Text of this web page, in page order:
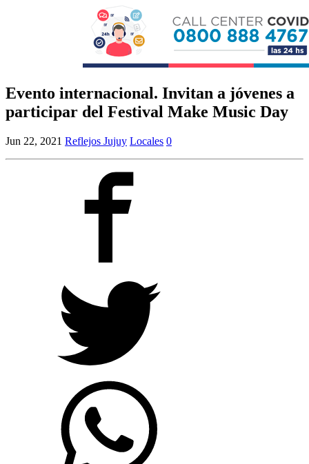
Evento internacional. Invitan a jóvenes a
participar del Festival Make Music Day
Jun 22, 2021 Reflejos Jujuy Locales 0